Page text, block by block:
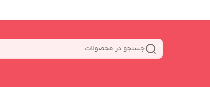
جستجو در محصولات